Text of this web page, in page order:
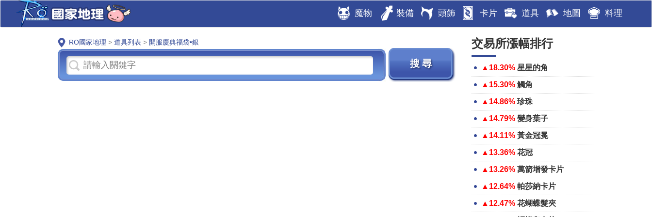
魔物 裝備 頭飾 卡片 道具 地圖 料理
RO國家地理 > 道具列表 > 開服慶典福袋•銀 交易所漲幅排行
▲18.30% 星星的角
▲15.30% 觸角
▲14.86% 珍珠
▲14.79% 變身葉子
▲14.11% 黃金冠冕
▲13.36% 花冠
▲13.26% 萬箭增發卡片
▲12.64% 帕莎納卡片
▲12.47% 花蝴蝶髮夾